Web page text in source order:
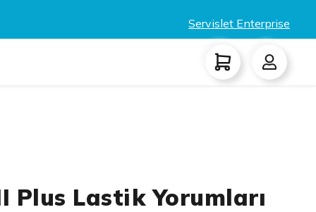
Servislet Enterprise
Plus Lastik Yorumları